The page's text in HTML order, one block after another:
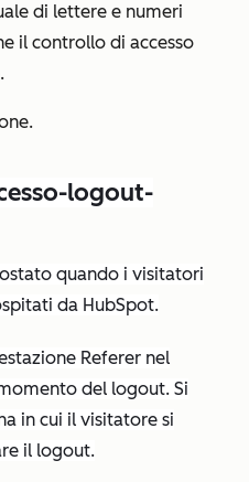
di lettere e numeri
il controllo di accesso
logout-
quando i visitatori
da HubSpot.
Referer nel
del logout. Si
in cui il visitatore si
il logout.